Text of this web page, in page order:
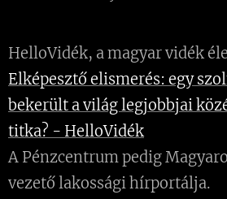
HelloVidék, a magyar vidék
Elképesztő elismerés: egy
bekerült a világ legjobbjai
titka? - HelloVidék
A Pénzcentrum pedig
vezető lakossági hírportálja.